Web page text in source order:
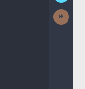
Next
Activity